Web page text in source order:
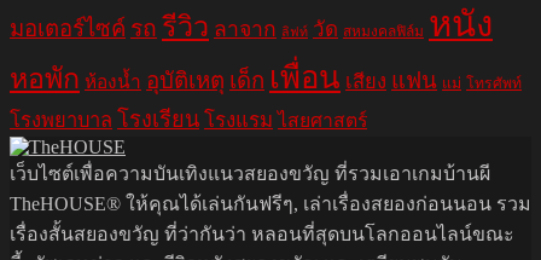
มอเตอร์ไซค์ รถ รีวิว ลาจาก ลิฟท์ วัด สหมงคลฟิล์ม หนัง
หอพัก ห้องน้ำ อุบัติเหตุ เด็ก เพื่อน เสียง แฟน แม่ โทรศัพท์
โรงพยาบาล โรงเรียน โรงแรม ไสยศาสตร์
เว็บไซต์เพื่อความบันเทิงแนวสยองขวัญ ที่รวมเอาเกมบ้านผี
TheHOUSE® ให้คุณได้เล่นกันฟรีๆ, เล่าเรื่องสยองก่อนนอน รวม
เรื่องสั้นสยองขวัญ ที่ว่ากันว่า หลอนที่สุดบนโลกออนไลน์ขณะ